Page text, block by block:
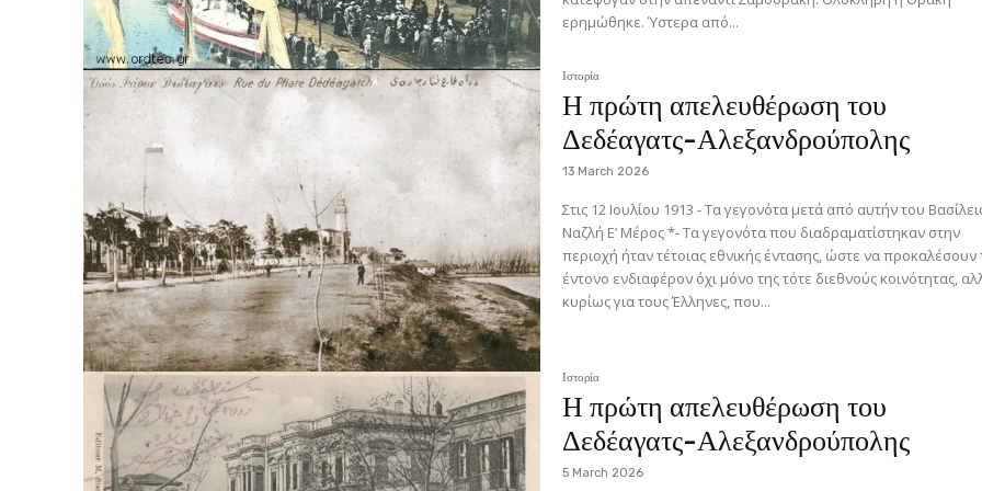
ερημώθηκε. Ύστερα από...
Ιστορία
Η πρώτη απελευθέρωση του
Δεδέαγατς-Αλεξανδρούπολης
13 March 2026
Στις 12 Ιουλίου 1913 - Τα γεγονότα μετά από αυτήν του Βασίλειου
Ναζλή Ε’ Μέρος *- Τα γεγονότα που διαδραματίστηκαν στην
περιοχή ήταν τέτοιας εθνικής έντασης, ώστε να προκαλέσουν
έντονο ενδιαφέρον όχι μόνο της τότε διεθνούς κοινότητας,
κυρίως για τους Έλληνες, που...
Ιστορία
Η πρώτη απελευθέρωση του
Δεδέαγατς-Αλεξανδρούπολης
5 March 2026